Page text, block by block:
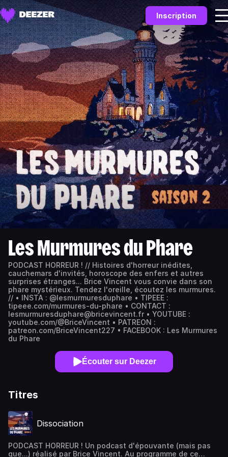
Inscription
Les Murmures du Phare
PODCAST HORREUR ! // Histoires d'horreur inédites,
cauchemars d'invités, horoscope des enfers et autres
surprises étranges... Brice Vincent vous convie dans son
phare mystérieux. Tendez l'oreille, écoutez les murmures.
// • INSTA : @lesmurmuresduphare • TIPEEE :
tipeee.com/murmures-du-phare • CONTACT :
lesmurmuresduphare@bricevincent.fr • YOUTUBE :
youtube.com/@BriceVincent • PATREON :
patreon.com/BriceVincent227 • FACEBOOK : Les Murmures
du Phare
Écouter sur Deezer
Titres
Dissociation
PODCAST HORREUR ! Un podcast d'épouvante (mais pas
que...) réalisé par Brice Vincent. Au programme de ce